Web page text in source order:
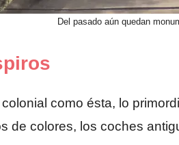
Del pasado aún quedan
como ésta, lo
de colores, los coches